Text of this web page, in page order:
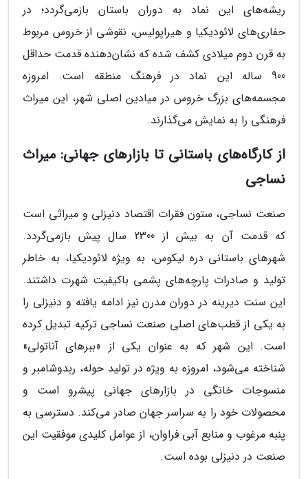
ریشه‌های این نماد به دوران باستان بازمی‌گردد؛ در
حفاری‌های لائودیکیا و هیراپولیس، نقوشی از خروس مربوط
به قرن دوم میلادی کشف شده که نشان‌دهنده قدمت حداقل
900 ساله این نماد در فرهنگ منطقه است. امروزه
مجسمه‌های بزرگ خروس در میادین اصلی شهر، این میراث
فرهنگی را به نمایش می‌گذارند.
از کارگاه‌های باستانی تا بازارهای جهانی: میراث
نساجی
صنعت نساجی، ستون فقرات اقتصاد دنیزلی و میراثی است
که قدمت آن به بیش از 2300 سال پیش بازمی‌گردد.
شهرهای باستانی دره لیکوس، به ویژه لائودیکیا، به خاطر
تولید و صادرات پارچه‌های پشمی باکیفیت شهرت داشتند.
این سنت دیرینه در دوران مدرن نیز ادامه یافته و دنیزلی را
به یکی از قطب‌های اصلی صنعت نساجی ترکیه تبدیل کرده
است. این شهر که به عنوان یکی از «ببرهای آناتولی»
شناخته می‌شود، امروزه به ویژه در تولید حوله، ربدوشامبر و
منسوجات خانگی در بازارهای جهانی پیشرو است و
محصولات خود را به سراسر جهان صادر می‌کند. دسترسی به
پنبه مرغوب و منابع آبی فراوان، از عوامل کلیدی موفقیت این
صنعت در دنیزلی بوده است.